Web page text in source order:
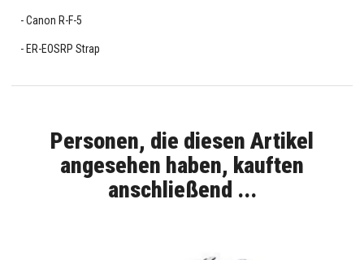
Canon R-F-5
ER-EOSRP Strap
Personen, die diesen Artikel
angesehen haben, kauften
anschließend ...